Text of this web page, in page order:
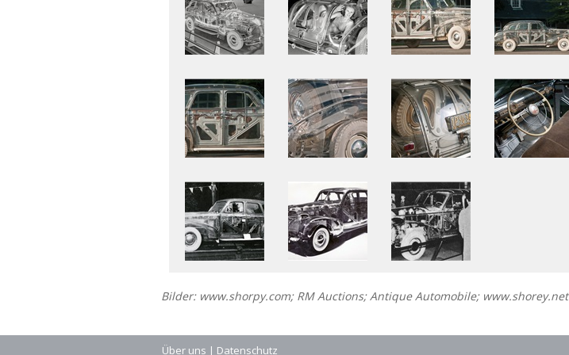
Bilder: www.shorpy.com; RM Auctions; Antique Automobile; www.shorey.net
Über uns | Datenschutz